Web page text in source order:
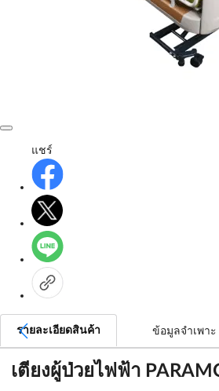
แชร์
รายละเอียดสินค้า ข้อมูลจำเพาะ
เตียงผู้ป่วยไฟฟ้า